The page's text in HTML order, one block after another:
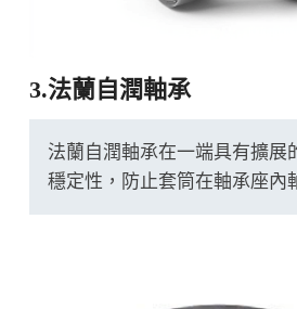
3.法蘭自潤軸承
法蘭自潤軸承在一端具有擴展
穩定性，防止套筒在軸承座內